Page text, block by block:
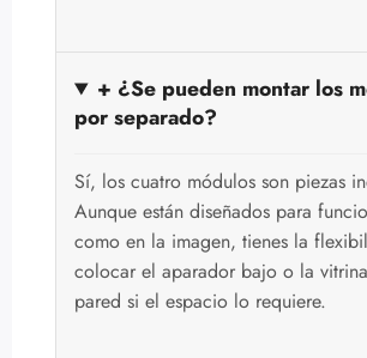
+ ¿Se pueden montar los
por separado?
Sí, los cuatro módulos son piezas
Aunque están diseñados para
como en la imagen, tienes la
colocar el aparador bajo o la
pared si el espacio lo requiere.